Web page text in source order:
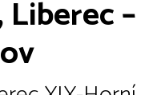
Liberec –